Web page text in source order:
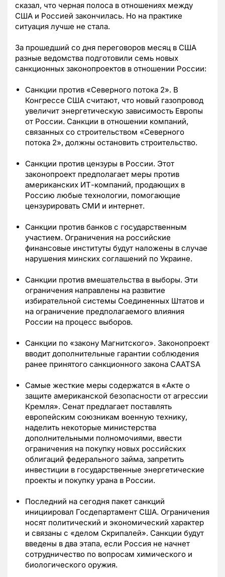
сказал, что черная полоса в отношениях между
США и Россией закончилась. Но на практике
ситуация лучше не стала.
За прошедший со дня переговоров месяц в США
разные ведомства подготовили семь новых
санкционных законопроектов в отношении России:
Санкции против «Северного потока 2». В
Конгрессе США считают, что новый газопровод
увеличит энергетическую зависимость Европы
от России. Санкции в отношении компаний,
связанных со строительством «Северного
потока 2», должны остановить строительство.
Санкции против цензуры в России. Этот
законопроект предполагает меры против
американских ИТ-компаний, продающих в
Россию любые технологии, помогающие
цензурировать СМИ и интернет.
Санкции против банков с государственным
участием. Ограничения на российские
финансовые институты будут наложены в случае
нарушения минских соглашений по Украине.
Санкции против вмешательства в выборы. Эти
ограничения направлены на развитие
избирательной системы Соединенных Штатов и
на ограничение предполагаемого влияния
России на процесс выборов.
Санкции по «закону Магнитского». Законопроект
вводит дополнительные гарантии соблюдения
ранее принятого санкционного закона CAATSA
Самые жесткие меры содержатся в «Акте о
защите американской безопасности от агрессии
Кремля». Сенат предлагает поставлять
европейским союзникам военную технику,
наделить некоторые министерства
дополнительными полномочиями, ввести
ограничения на покупку новых российских
облигаций федерального займа, запретить
инвестиции в государственные энергетические
проекты и покупку урана в России.
Последний на сегодня пакет санкций
инициировал Госдепартамент США. Ограничения
носят политический и экономический характер
и связаны с «делом Скрипалей». Санкции будут
введены в два этапа, если Россия не начнет
сотрудничество по вопросам химического и
биологического оружия.